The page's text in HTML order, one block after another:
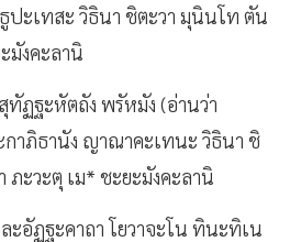
ปะเทสะ วิธินา ชิตะวา มุนินโท ตัน
มังคะลานิ
ฏฐะหัตถัง พรัหมัง (อ่านว่า
าภิธานัง ญาณาคะเทนะ วิธินา ชิ
ะวะตุ เม* ชะยะมังคะลานิ
ะอัฏฐะคาถา โยวาจะโน ทินะทิเน